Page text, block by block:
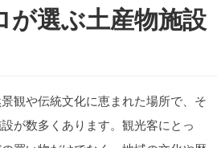
が選ぶ土産物施設
観や伝統文化に恵まれた場所で、そ
が数多くあります。観光客にとっ